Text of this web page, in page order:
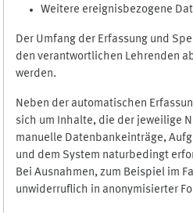
Weitere ereignisbezogene
Der Umfang der Erfassung und
den verantwortlichen Lehrenden
werden.
Neben der automatischen
sich um Inhalte, die der jeweilige
manuelle Datenbankeinträge,
und dem System naturbedingt
Bei Ausnahmen, zum Beispiel im
unwiderruflich in anonymisierter